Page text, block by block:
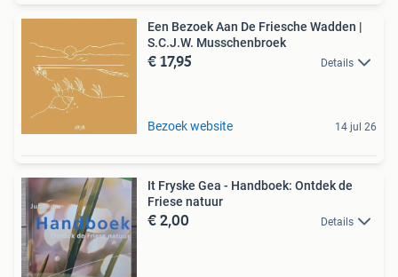
Een Bezoek Aan De Friesche Wadden |
S.C.J.W. Musschenbroek
€ 17,95 Details
Bezoek website 14 jul 26
It Fryske Gea - Handboek: Ontdek de
Friese natuur
€ 2,00 Details